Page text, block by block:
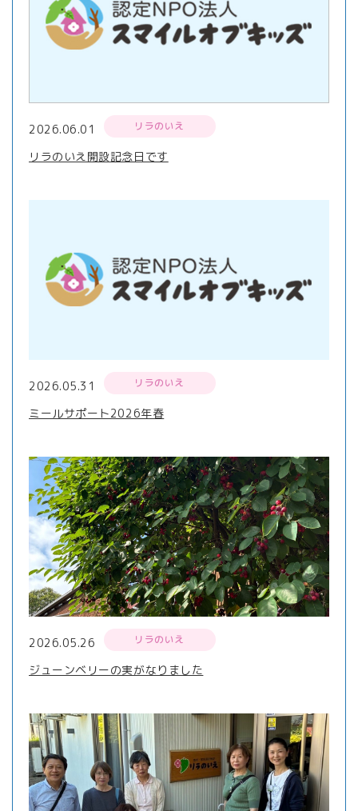
2026.06.01 リラのいえ
リラのいえ開設記念日です
2026.05.31 リラのいえ
ミールサポート2026年春
2026.05.26 リラのいえ
ジューンベリーの実がなりました